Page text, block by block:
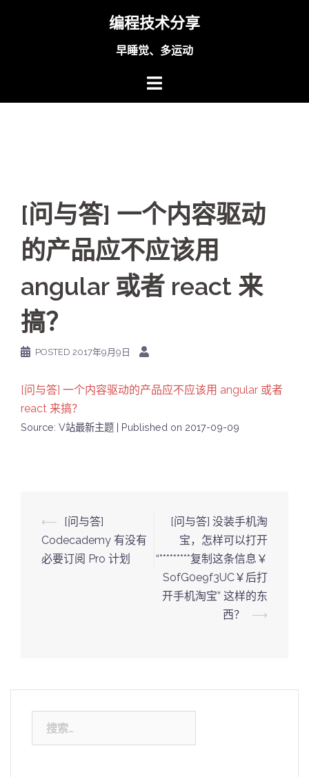
编程技术分享
早睡觉、多运动
[问与答] 一个内容驱动
的产品应不应该用
angular 或者 react 来
搞？
POSTED 2017年9月9日
[问与答] 一个内容驱动的产品应不应该用 angular 或者
react 来搞？
Source: V站最新主题 Published on 2017-09-09
Post
navigation
⟵
[问与答]
Codecademy 有没有
必要订阅 Pro 计划
[问与答] 没装手机淘
宝，怎样可以打开
“*********复制这条信息￥
SofG0e9f3UC￥后打
开手机淘宝” 这样的东
西？
⟶
索：